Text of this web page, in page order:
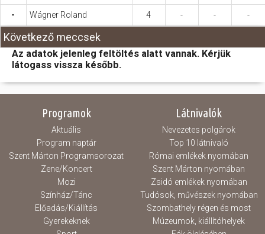
- Wágner Roland 4 - - -
Következő meccsek
Az adatok jelenleg feltöltés alatt vannak. Kérjük
látogass vissza később.
Programok
Aktuális
Program naptár
Szent Márton Programsorozat
Zene/Koncert
Mozi
Színház/Tánc
Előadás/Kiállítás
Gyerekeknek
Látnivalók
Nevezetes polgárok
Top 10 látnivaló
Római emlékek nyomában
Szent Márton nyomában
Zsidó emlékek nyomában
Tudósok, művészek nyomában
Szombathely régen és most
Múzeumok, kiállítóhelyek